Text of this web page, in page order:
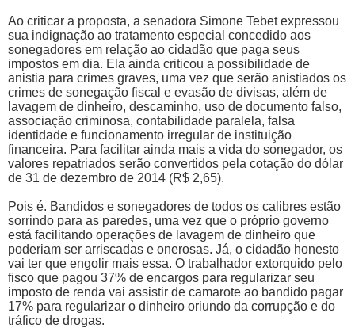
Ao criticar a proposta, a senadora Simone Tebet expressou
sua indignação ao tratamento especial concedido aos
sonegadores em relação ao cidadão que paga seus
impostos em dia. Ela ainda criticou a possibilidade de
anistia para crimes graves, uma vez que serão anistiados os
crimes de sonegação fiscal e evasão de divisas, além de
lavagem de dinheiro, descaminho, uso de documento falso,
associação criminosa, contabilidade paralela, falsa
identidade e funcionamento irregular de instituição
financeira. Para facilitar ainda mais a vida do sonegador, os
valores repatriados serão convertidos pela cotação do dólar
de 31 de dezembro de 2014 (R$ 2,65).
Pois é. Bandidos e sonegadores de todos os calibres estão
sorrindo para as paredes, uma vez que o próprio governo
está facilitando operações de lavagem de dinheiro que
poderiam ser arriscadas e onerosas. Já, o cidadão honesto
vai ter que engolir mais essa. O trabalhador extorquido pelo
fisco que pagou 37% de encargos para regularizar seu
imposto de renda vai assistir de camarote ao bandido pagar
17% para regularizar o dinheiro oriundo da corrupção e do
tráfico de drogas.